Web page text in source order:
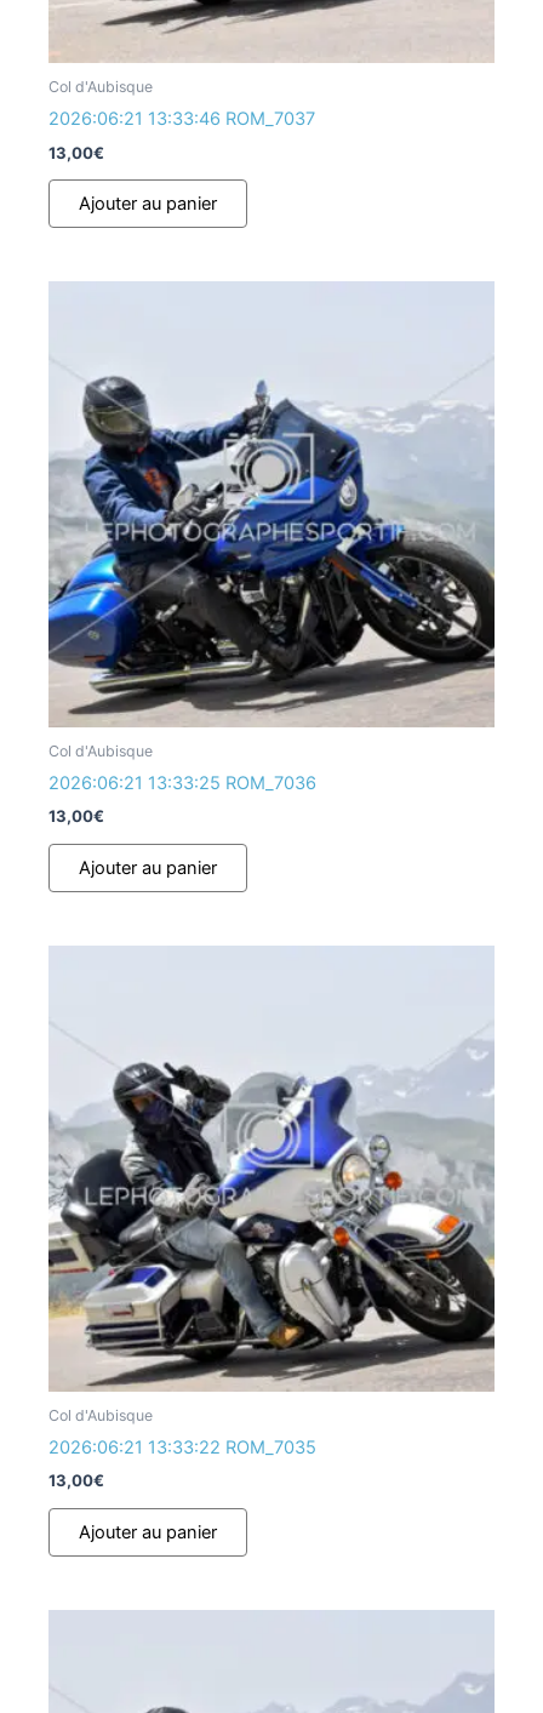
Col d'Aubisque
2026:06:21 13:33:46 ROM_7037
13,00€
Ajouter au panier
Col d'Aubisque
2026:06:21 13:33:25 ROM_7036
13,00€
Ajouter au panier
Col d'Aubisque
2026:06:21 13:33:22 ROM_7035
13,00€
Ajouter au panier